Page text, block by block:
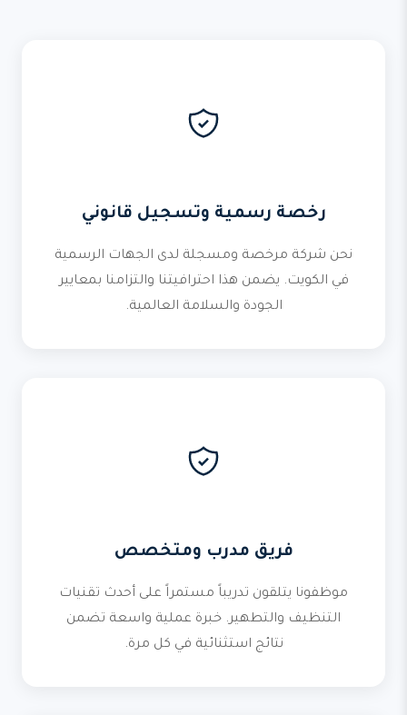
رخصة رسمية وتسجيل قانوني
نحن شركة مرخصة ومسجلة لدى الجهات الرسمية
في الكويت. يضمن هذا احترافيتنا والتزامنا بمعايير
الجودة والسلامة العالمية.
فريق مدرب ومتخصص
موظفونا يتلقون تدريباً مستمراً على أحدث تقنيات
التنظيف والتطهير. خبرة عملية واسعة تضمن
نتائج استثنائية في كل مرة.